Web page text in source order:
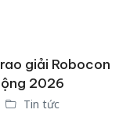
giải Robocon
2026
Tin tức